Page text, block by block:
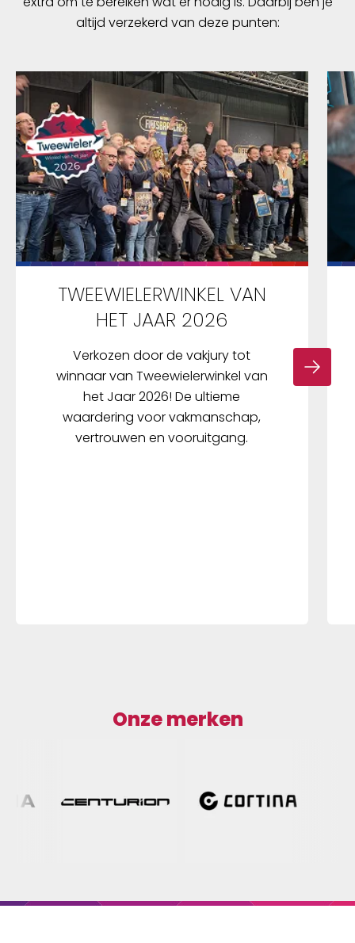
altijd verzekerd van deze punten:
TWEEWIELERWINKEL VAN
HET JAAR 2026
Verkozen door de vakjury tot
winnaar van Tweewielerwinkel van
het Jaar 2026! De ultieme
waardering voor vakmanschap,
vertrouwen en vooruitgang.
Onze merken